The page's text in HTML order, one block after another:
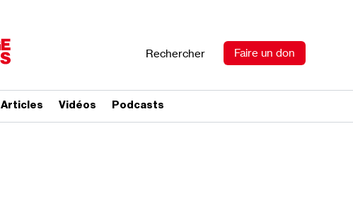
Rechercher Faire un don
Articles Vidéos Podcasts